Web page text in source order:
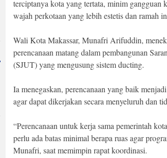
terciptanya kota yang tertata, minim gangguan
wajah perkotaan yang lebih estetis dan ramah
Wali Kota Makassar, Munafri Arifuddin,
perencanaan matang dalam pembangunan
(SJUT) yang mengusung sistem ducting.
Ia menegaskan, perencanaan yang baik
agar dapat dikerjakan secara menyeluruh dan
“Perencanaan untuk kerja sama pemerintah
perlu ada batas minimal berapa ruas agar
Munafri, saat memimpin rapat koordinasi.